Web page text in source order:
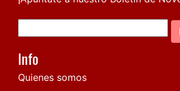
Info
Quienes somos